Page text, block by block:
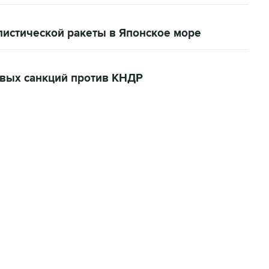
ракеты в Японское море
санкций против КНДР